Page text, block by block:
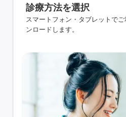
診療方法を選択
スマートフォン・タブレットで
ンロードします。